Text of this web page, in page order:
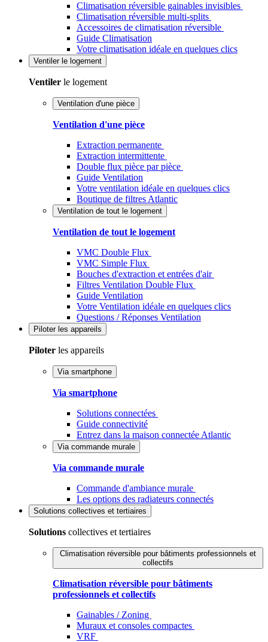
Climatisation réversible gainables invisibles
Climatisation réversible multi-splits
Accessoires de climatisation réversible
Guide Climatisation
Votre climatisation idéale en quelques clics
Ventiler le logement
Ventiler le logement
Ventilation d'une pièce
Ventilation d'une pièce
Extraction permanente
Extraction intermittente
Double flux pièce par pièce
Guide Ventilation
Votre ventilation idéale en quelques clics
Boutique de filtres Atlantic
Ventilation de tout le logement
Ventilation de tout le logement
VMC Double Flux
VMC Simple Flux
Bouches d'extraction et entrées d'air
Filtres Ventilation Double Flux
Guide Ventilation
Votre Ventilation idéale en quelques clics
Questions / Réponses Ventilation
Piloter les appareils
Piloter les appareils
Via smartphone
Via smartphone
Solutions connectées
Guide connectivité
Entrez dans la maison connectée Atlantic
Via commande murale
Via commande murale
Commande d'ambiance murale
Les options des radiateurs connectés
Solutions collectives et tertiaires
Solutions collectives et tertiaires
Climatisation réversible pour bâtiments professionnels et
collectifs
Climatisation réversible pour bâtiments
professionnels et collectifs
Gainables / Zoning
Muraux et consoles compactes
VRF